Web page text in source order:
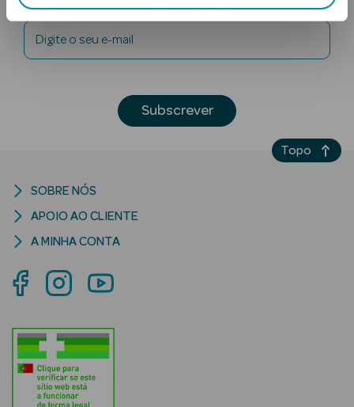
Rosto
Lábios
Criança
Digite o seu e-mail
Subscrever
SOBRE NÓS
APOIO AO CLIENTE
A MINHA CONTA
Topo